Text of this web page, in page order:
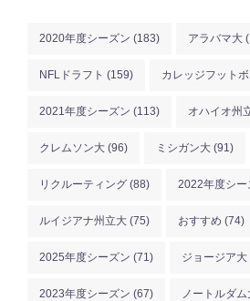
2020年度シーズン (183) アラバマ大
NFLドラフト (159) カレッジフット
2021年度シーズン (113) オハイオ州
クレムソン大 (96) ミシガン大 (91)
リクルーティング (88) 2022年度シー
ルイジアナ州立大 (75) おすすめ (74)
2025年度シーズン (71) ジョージア大
2023年度シーズン (67) ノートルダム